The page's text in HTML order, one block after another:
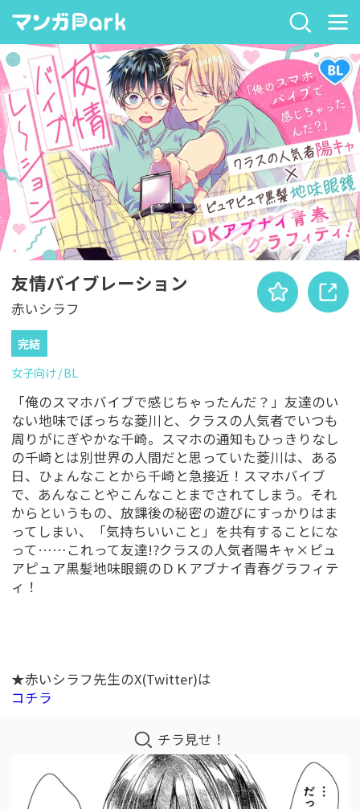
友情バイブレーション
赤いシラフ
完結
女子向け BL
「俺のスマホバイブで感じちゃったんだ？」友達のい
ない地味でぼっちな菱川と、クラスの人気者でいつも
周りがにぎやかな千崎。スマホの通知もひっきりなし
の千崎とは別世界の人間だと思っていた菱川は、ある
日、ひょんなことから千崎と急接近！スマホバイブ
で、あんなことやこんなことまでされてしまう。それ
からというもの、放課後の秘密の遊びにすっかりはま
ってしまい、「気持ちいいこと」を共有することにな
って……これって友達!?クラスの人気者陽キャ×ピュ
アピュア黒髪地味眼鏡のＤＫアブナイ青春グラフィテ
ィ！
★赤いシラフ先生のX(Twitter)は
コチラ
チラ見せ！